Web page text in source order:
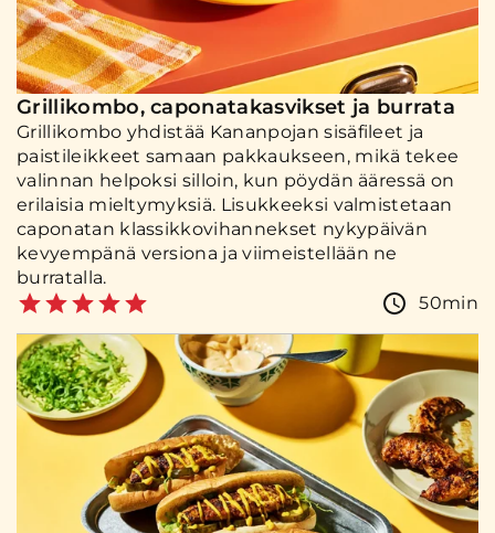
Grillikombo, caponatakasvikset ja burrata
Grillikombo yhdistää Kananpojan sisäfileet ja
paistileikkeet samaan pakkaukseen, mikä tekee
valinnan helpoksi silloin, kun pöydän ääressä on
erilaisia mieltymyksiä. Lisukkeeksi valmistetaan
caponatan klassikkovihannekset nykypäivän
kevyempänä versiona ja viimeistellään ne
burratalla.
50min